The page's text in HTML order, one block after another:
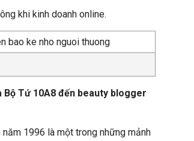
khi kinh doanh online.
Bộ Tứ 10A8 đến beauty blogger
năm 1996 là một trong những mảnh